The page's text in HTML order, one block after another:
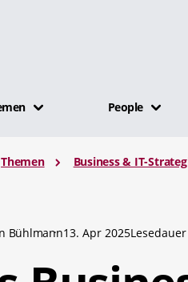
People
Themen Business & IT-
Bühlmann13. Apr 2025